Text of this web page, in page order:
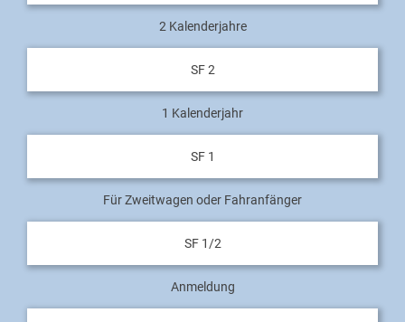
2 Kalenderjahre
SF 2
1 Kalenderjahr
SF 1
Für Zweitwagen oder Fahranfänger
SF 1/2
Anmeldung